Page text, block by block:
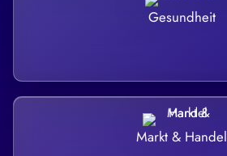
Gesundheit
Markt & Handel